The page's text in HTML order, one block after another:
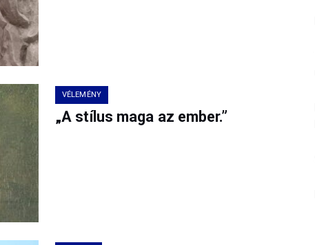
VÉLEMÉNY
„A stílus maga az ember.”